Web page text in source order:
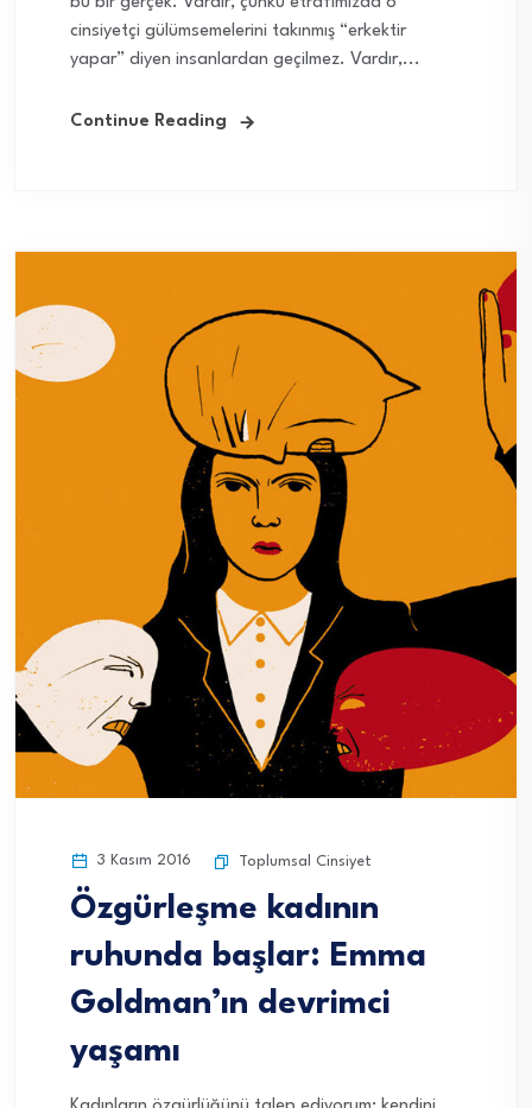
cinsiyetçi gülümsemelerini takınmış “erkektir
yapar” diyen insanlardan geçilmez. Vardır,...
Continue Reading
3 Kasım 2016 Toplumsal Cinsiyet
Özgürleşme kadının
ruhunda başlar: Emma
Goldman’ın devrimci
yaşamı